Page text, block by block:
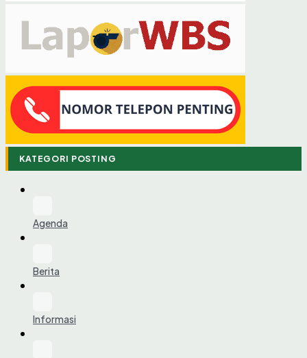
KATEGORI POSTING
Agenda
Berita
Informasi